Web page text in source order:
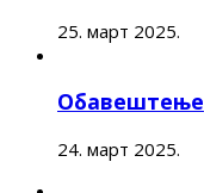
25. март 2025.
Обавештење
24. март 2025.